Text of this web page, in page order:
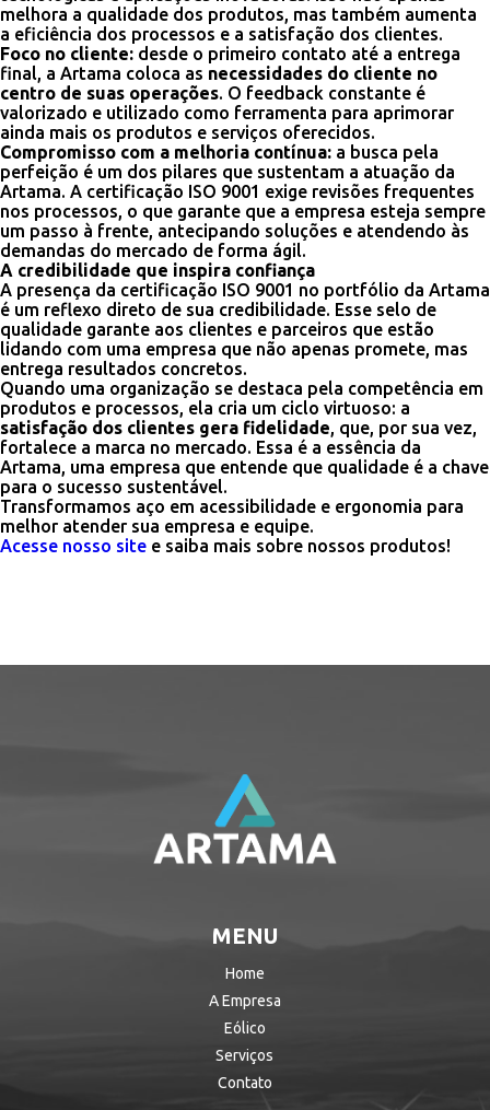
melhora a qualidade dos produtos, mas também aumenta
a eficiência dos processos e a satisfação dos clientes.
Foco no cliente: desde o primeiro contato até a entrega
final, a Artama coloca as necessidades do cliente no
centro de suas operações. O feedback constante é
valorizado e utilizado como ferramenta para aprimorar
ainda mais os produtos e serviços oferecidos.
Compromisso com a melhoria contínua: a busca pela
perfeição é um dos pilares que sustentam a atuação da
Artama. A certificação ISO 9001 exige revisões frequentes
nos processos, o que garante que a empresa esteja sempre
um passo à frente, antecipando soluções e atendendo às
demandas do mercado de forma ágil.
A credibilidade que inspira confiança
A presença da certificação ISO 9001 no portfólio da Artama
é um reflexo direto de sua credibilidade. Esse selo de
qualidade garante aos clientes e parceiros que estão
lidando com uma empresa que não apenas promete, mas
entrega resultados concretos.
Quando uma organização se destaca pela competência em
produtos e processos, ela cria um ciclo virtuoso: a
satisfação dos clientes gera fidelidade, que, por sua vez,
fortalece a marca no mercado. Essa é a essência da
Artama, uma empresa que entende que qualidade é a chave
para o sucesso sustentável.
Transformamos aço em acessibilidade e ergonomia para
melhor atender sua empresa e equipe.
Acesse nosso site e saiba mais sobre nossos produtos!
MENU
Home
A Empresa
Eólico
Serviços
Contato